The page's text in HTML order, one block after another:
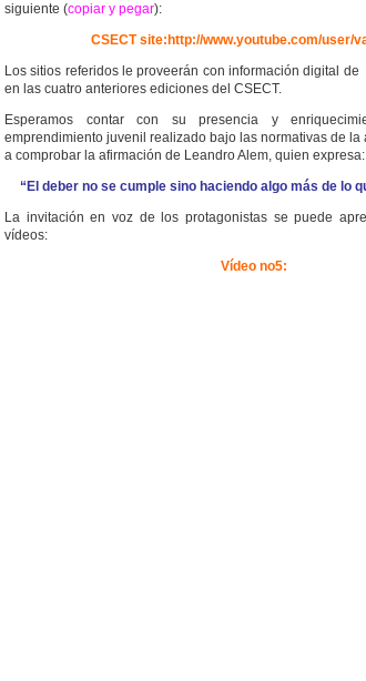
siguiente (copiar y pegar):
CSECT site:http://www.youtube.com/user/
Los sitios referidos le proveerán con información digital
en las cuatro anteriores ediciones del CSECT.
Esperamos contar con su presencia y
emprendimiento juvenil realizado bajo las normativas de la
a comprobar la afirmación de Leandro Alem, quien expresa:
“El deber no se cumple sino haciendo algo más de lo
La invitación en voz de los protagonistas se puede
vídeos:
Vídeo no5: